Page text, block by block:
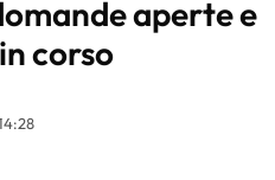
aperte e
corso